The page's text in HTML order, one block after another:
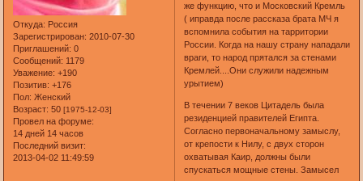
Откуда: Россия
Зарегистрирован: 2010-07-30
Приглашений: 0
Сообщений: 1179
Уважение: +190
Позитив: +176
Пол: Женский
Возраст: 50[1975-12-03]
Провел на форуме:
14 дней 14 часов
Последний визит:
2013-04-02 11:49:59
же функцию, что и Московский Кремль
( иправда после рассказа брата МЧ я
вспомнила события на тарритории
России. Когда на нашу страну нападали
враги, то народ прятался за стенами
Кремлей....Они служили надежным
урытием)
В течении 7 веков Цитадель была
резиденцией правителей Египта.
Согласно первоначальному замыслу,
от крепости к Нилу, с двух сторон
охватывая Каир, должны были
спускаться мощные стены. Замысел